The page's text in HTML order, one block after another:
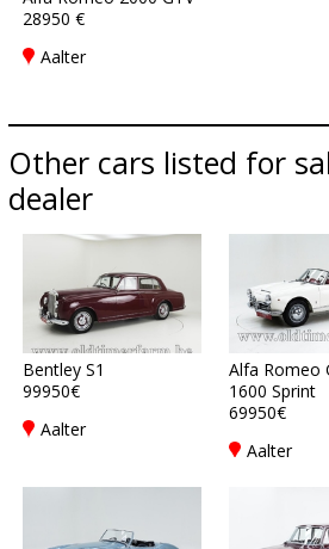
28950 €
Aalter
Other cars listed for
dealer
Bentley S1
99950€
Aalter
Alfa Romeo
1600 Sprint
69950€
Aalter